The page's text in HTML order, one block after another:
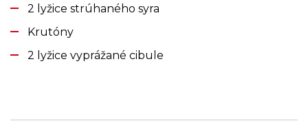
2 lyžice strúhaného syra
Krutóny
2 lyžice vyprážané cibule